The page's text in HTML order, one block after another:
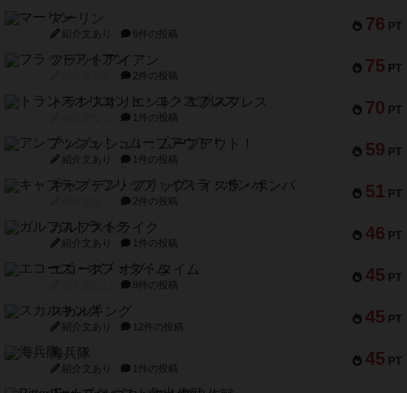
76 PT
マーリン
紹介文あり 6件の投稿
75 PT
フラットアイアン
2件の投稿
70 PT
トランスオリエント・エクスプレス
1件の投稿
59 PT
アンブッシュ！：ムーブアウト！
紹介文あり 1件の投稿
51 PT
キャプテン・フリップ：イスラ・ボンバ
2件の投稿
46 PT
ガルフストライク
紹介文あり 1件の投稿
45 PT
エコーズ・オブ・タイム
8件の投稿
45 PT
スカルキング
紹介文あり 12件の投稿
45 PT
海兵隊
紹介文あり 1件の投稿